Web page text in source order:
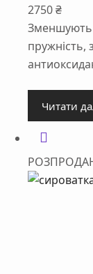
2750₴
Читати